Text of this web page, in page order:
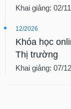
Khai giảng: 02/
12/2026
Khóa học
Thị trường
Khai giảng: 07/